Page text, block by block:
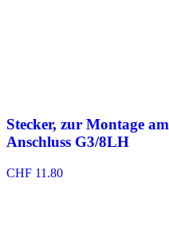
Stecker, zur Montage
Anschluss G3/8LH
CHF 11.80